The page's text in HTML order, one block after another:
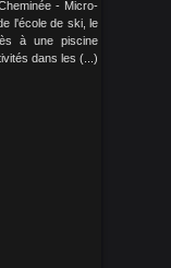
- Micro-
l'école de ski, le
à une piscine
dans les (...)